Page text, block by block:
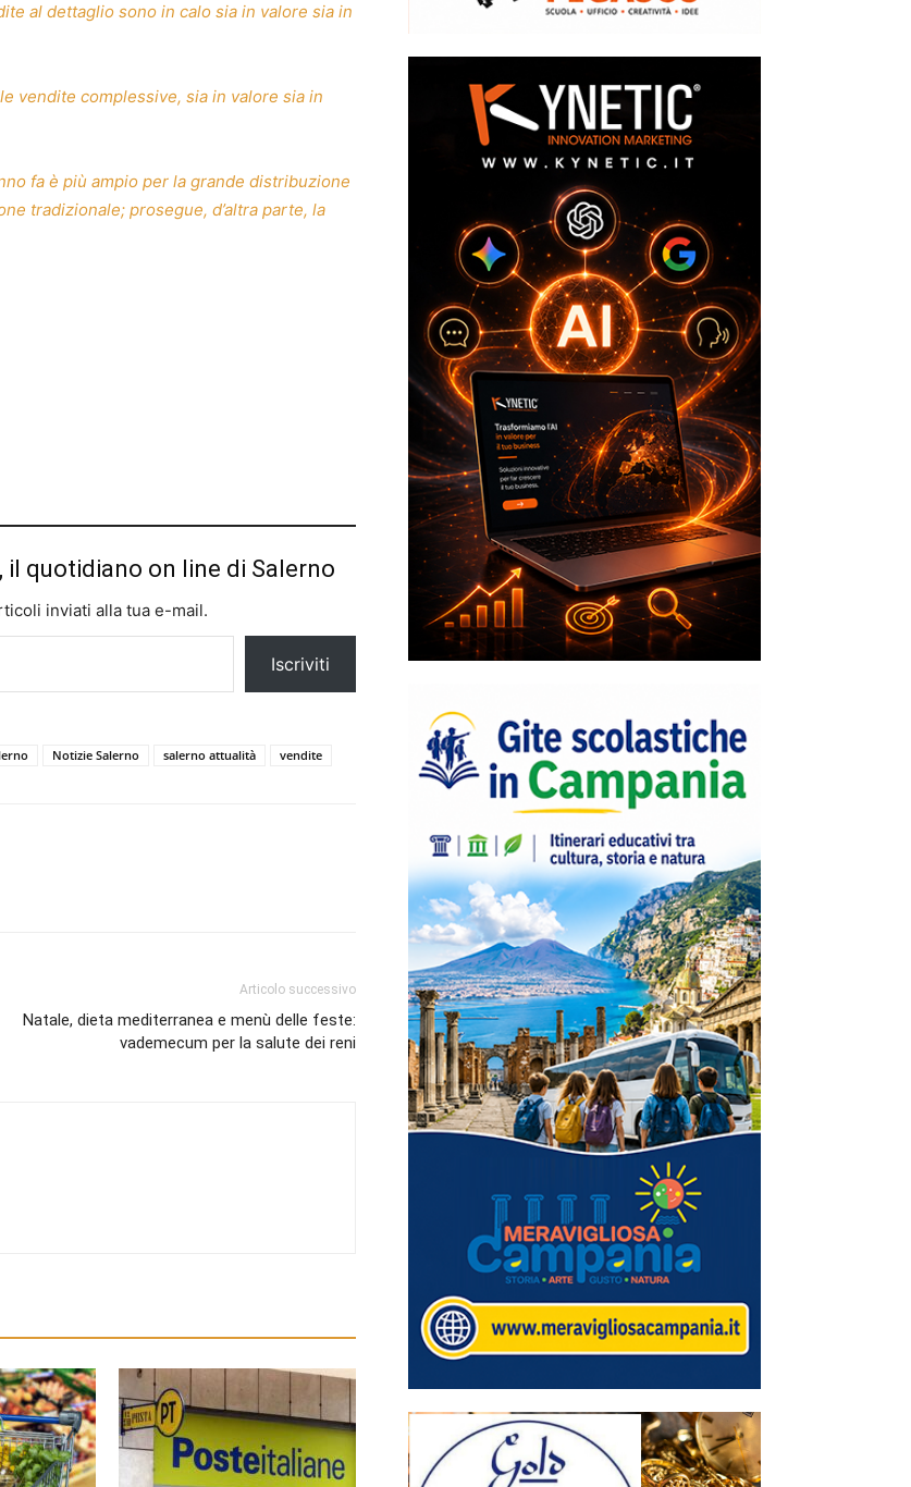
al dettaglio sono in calo sia in valore sia in
vendite complessive, sia in valore sia in
fa è più ampio per la grande distribuzione
tradizionale; prosegue, d’altra parte, la
il quotidiano on line di Salerno
inviati alla tua e-mail.
Iscriviti
Notizie Salerno salerno attualità vendite
Articolo successivo
Natale, dieta mediterranea e menù delle feste:
vademecum per la salute dei reni